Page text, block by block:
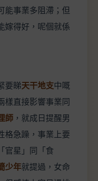
能事業多阻滯；但
嫁得好，呢個就係
要睇天干地支中嘅
樣直接影響事業同
師 ，就成日提醒男
格急躁，事業上要
官星」同「食
少年就提過，女命